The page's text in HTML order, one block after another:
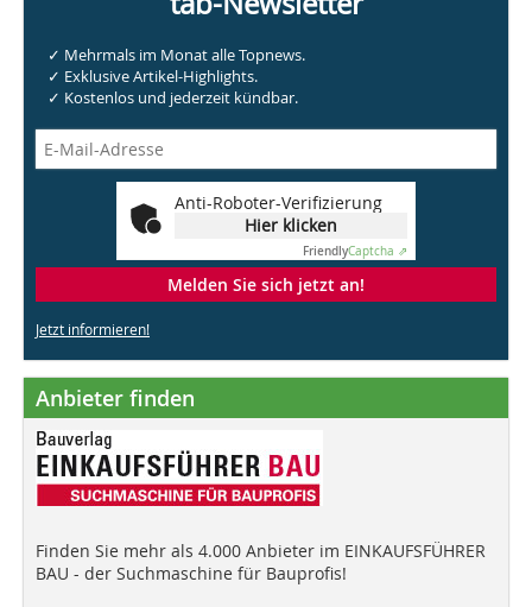
✓ Mehrmals im Monat alle Topnews.
✓ Exklusive Artikel-Highlights.
✓ Kostenlos und jederzeit kündbar.
Anti-Roboter-Verifizierung
Hier klicken
FriendlyCaptcha ⇗
Melden Sie sich jetzt an!
Jetzt informieren!
Anbieter finden
Finden Sie mehr als 4.000 Anbieter im EINKAUFSFÜHRER
BAU - der Suchmaschine für Bauprofis!